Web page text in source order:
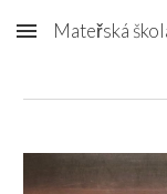
Skip to main
Mateřská